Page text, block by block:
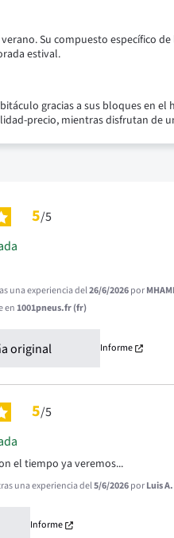
Su compuesto específico
estival.
gracias a sus bloques
precio, mientras disfrutan
5/5
una experiencia del26/6/2026por
en1001pneus.fr (fr)
original Informe
5/5
el tiempo ya veremos...
una experiencia del5/6/2026porLuis A.
Informe